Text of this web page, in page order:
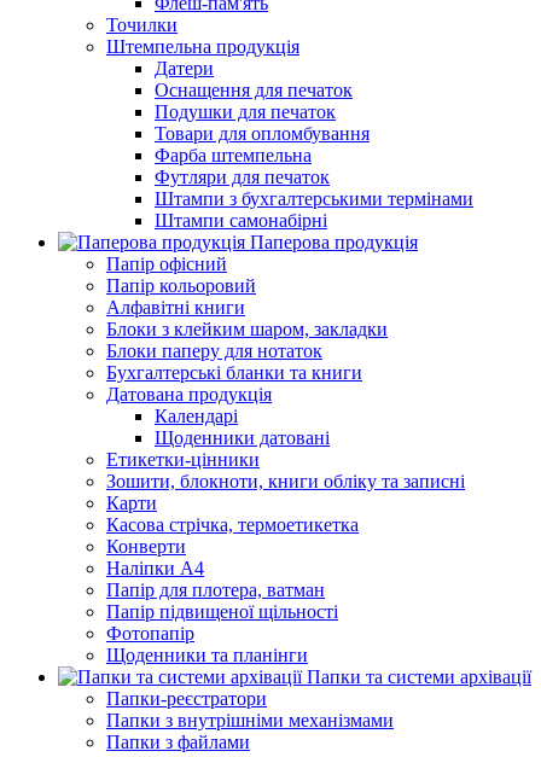
Точилки
Штемпельна продукція
Датери
Оснащення для печаток
Подушки для печаток
Товари для опломбування
Фарба штемпельна
Футляри для печаток
Штампи з бухгалтерськими термінами
Штампи самонабірні
Паперова продукція
Папір офісний
Папір кольоровий
Алфавітні книги
Блоки з клейким шаром, закладки
Блоки паперу для нотаток
Бухгалтерські бланки та книги
Датована продукція
Календарі
Щоденники датовані
Етикетки-цінники
Зошити, блокноти, книги обліку та записні
Карти
Касова стрічка, термоетикетка
Конверти
Наліпки А4
Папір для плотера, ватман
Папір підвищеної щільності
Фотопапір
Щоденники та планінги
Папки та системи архівації
Папки-реєстратори
Папки з внутрішніми механізмами
Папки з файлами